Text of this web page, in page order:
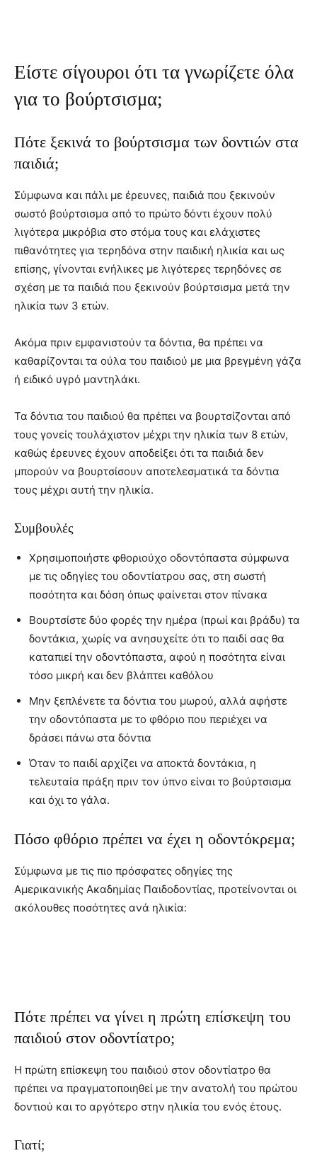
Είστε σίγουροι ότι τα γνωρίζετε όλα
για το βούρτσισμα;
Πότε ξεκινά το βούρτσισμα των δοντιών στα
παιδιά;
Σύμφωνα και πάλι με έρευνες, παιδιά που ξεκινούν
σωστό βούρτσισμα από το πρώτο δόντι έχουν πολύ
λιγότερα μικρόβια στο στόμα τους και ελάχιστες
πιθανότητες για τερηδόνα στην παιδική ηλικία και ως
επίσης, γίνονται ενήλικες με λιγότερες τερηδόνες σε
σχέση με τα παιδιά που ξεκινούν βούρτσισμα μετά την
ηλικία των 3 ετών.
Ακόμα πριν εμφανιστούν τα δόντια, θα πρέπει να
καθαρίζονται τα ούλα του παιδιού με μια βρεγμένη γάζα
ή ειδικό υγρό μαντηλάκι.
Τα δόντια του παιδιού θα πρέπει να βουρτσίζονται από
τους γονείς τουλάχιστον μέχρι την ηλικία των 8 ετών,
καθώς έρευνες έχουν αποδείξει ότι τα παιδιά δεν
μπορούν να βουρτσίσουν αποτελεσματικά τα δόντια
τους μέχρι αυτή την ηλικία.
Συμβουλές
Χρησιμοποιήστε φθοριούχο οδοντόπαστα σύμφωνα
με τις οδηγίες του οδοντίατρου σας, στη σωστή
ποσότητα και δόση όπως φαίνεται στον πίνακα
Βουρτσίστε δύο φορές την ημέρα (πρωί και βράδυ) τα
δοντάκια, χωρίς να ανησυχείτε ότι το παιδί σας θα
καταπιεί την οδοντόπαστα, αφού η ποσότητα είναι
τόσο μικρή και δεν βλάπτει καθόλου
Μην ξεπλένετε τα δόντια του μωρού, αλλά αφήστε
την οδοντόπαστα με το φθόριο που περιέχει να
δράσει πάνω στα δόντια
Όταν το παιδί αρχίζει να αποκτά δοντάκια, η
τελευταία πράξη πριν τον ύπνο είναι το βούρτσισμα
και όχι το γάλα.
Πόσο φθόριο πρέπει να έχει η οδοντόκρεμα;
Σύμφωνα με τις πιο πρόσφατες οδηγίες της
Αμερικανικής Ακαδημίας Παιδοδοντίας, προτείνονται οι
ακόλουθες ποσότητες ανά ηλικία:
Πότε πρέπει να γίνει η πρώτη επίσκεψη του
παιδιού στον οδοντίατρο;
Η πρώτη επίσκεψη του παιδιού στον οδοντίατρο θα
πρέπει να πραγματοποιηθεί με την ανατολή του πρώτου
δοντιού και το αργότερο στην ηλικία του ενός έτους.
Γιατί;